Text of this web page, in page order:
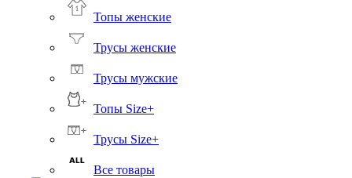
Топы женские
Трусы женские
Трусы мужские
Топы Size+
Трусы Size+
Все товары